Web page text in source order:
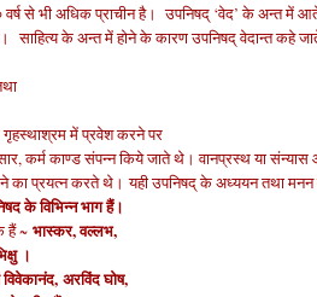
वर्ष से भी अधिक प्राचीन है।उपनिषद् ‘वेद’ के अन्त में
साहित्य के अन्त में होने के कारण उपनिषद् वेदान्त कहे
गृहस्थाश्रम में प्रवेश करने पर
कर्म काण्ड संपन्न किये जाते थे। वानप्रस्थ या
का प्रयत्न करते थे।यही उपनिषद् के अध्ययन तथा
के विभिन्न भाग हैं।
हैं ~भास्कर, वल्लभ,
।
अरविंद घोष,